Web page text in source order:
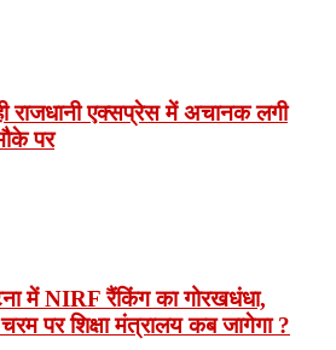
राजधानी एक्सप्रेस में अचानक लगी
पर
में NIRF रैंकिंग का गोरखधंधा,
पर शिक्षा मंत्रालय कब जागेगा ?